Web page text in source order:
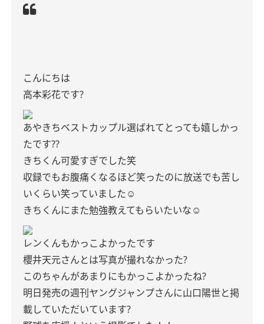
こんにちは
高本彩花です?
あやきちベストカップル選ばれてとっても嬉しかっ
たです??
きちくん可愛すぎでした笑
収録でもお腹痛くなるほど笑ったのに放送でも苦し
いくらい笑っていました☺️
きちくんにまた勉強教えてもらいたいな☺️
レンくんもかっこよかったです
櫻井天元さんとは写真が撮れなかった?
このちゃんがあまりにもかっこよかったね?
明日発売の週刊ヤングジャンプさんに山口陽世と掲
載していただいています?